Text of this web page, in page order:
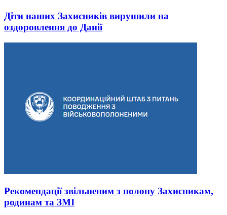
Діти наших Захисників вирушили на
оздоровлення до Данії
Рекомендації звільненим з полону Захисникам,
родинам та ЗМІ